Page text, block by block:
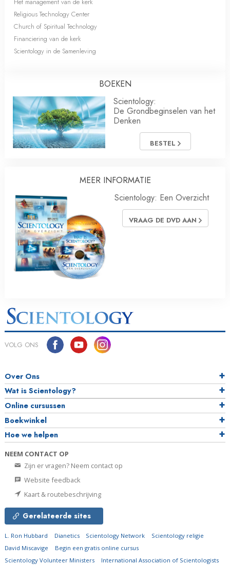
Religious Technology Center
Church of Spiritual Technology
Financiering van de kerk
Scientology in de Samenleving
BOEKEN
Scientology:
De Grondbeginselen van het
Denken
BESTEL
MEER INFORMATIE
Scientology: Een Overzicht
VRAAG DE DVD AAN
VOLG ONS
Over Ons
Wat is Scientology?
Online cursussen
Boekwinkel
Hoe we helpen
NEEM CONTACT OP
Zijn er vragen? Neem contact op
Website feedback
Kaart & routebeschrijving
Gerelateerde sites
L. Ron Hubbard Dianetics Scientology Network
Scientology religie
David Miscavige
Begin een gratis online cursus
Scientology Volunteer Ministers
International Association of Scientologists